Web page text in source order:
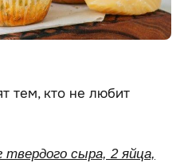
тем, кто не любит
твердого сыра, 2 яйца,